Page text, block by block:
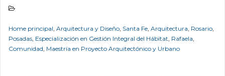
Home principal Arquitectura y Diseño Santa Fe Arquitectura Rosario
Posadas Especialización en Gestión Integral del Hábitat Rafaela
Comunidad Maestría en Proyecto Arquitectónico y Urbano